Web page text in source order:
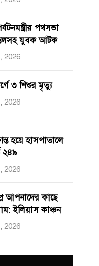
পথসভা
যুবক আটক
2026
৩ শিশুর মৃত্যু
2026
হয়ে হাসপাতালে
২৪৯
2026
আপনাদের কাছে
ইলিয়াস কাঞ্চন
2026